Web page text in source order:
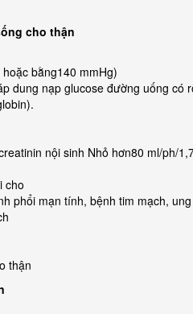
cho thận
bằng140 mmHg)
dung nạp glucose đường uống có
nội sinh Nhỏ hơn80 ml/ph/
cho
phổi mạn tính, bệnh tim mạch,
thận